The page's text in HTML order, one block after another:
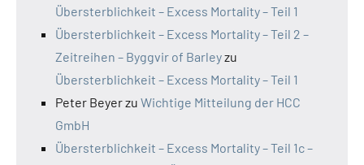
Übersterblichkeit – Excess Mortality – Teil 1
Übersterblichkeit – Excess Mortality – Teil 2 –
Zeitreihen – Byggvir of Barleyzu
Übersterblichkeit – Excess Mortality – Teil 1
Peter Beyerzu Wichtige Mitteilung der HCC
GmbH
Übersterblichkeit – Excess Mortality – Teil 1c –